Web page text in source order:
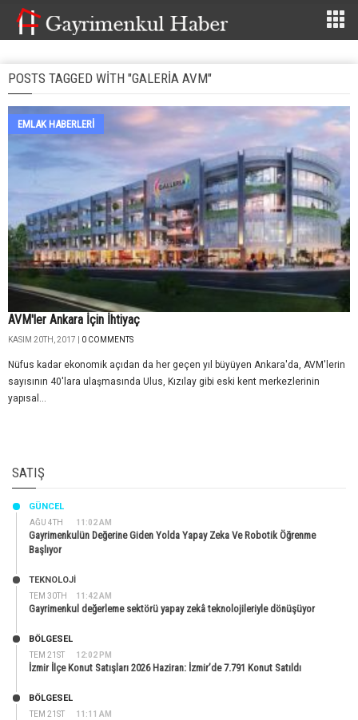
POSTS TAGGED WITH "GALERIA AVM"
EMLAK HABERLERI
AVM'ler Ankara İçin İhtiyaç
KASIM 20TH, 2017 | 0 COMMENTS
Nüfus kadar ekonomik açıdan da her geçen yıl büyüyen Ankara'da, AVM'lerin
sayısının 40'lara ulaşmasında Ulus, Kızılay gibi eski kent merkezlerinin
yapısal...
SATIŞ
AĞU 4TH 11:02 AM
GÜNCEL
Gayrimenkulün Değerine Giden Yolda Yapay Zeka Ve Robotik Öğrenme
Başlıyor
TEM 30TH 11:42 AM
TEKNOLOJİ
Gayrimenkul değerleme sektörü yapay zekâ teknolojileriyle dönüşüyor
TEM 21ST 12:02 PM
BÖLGESEL
İzmir İlçe Konut Satışları 2026 Haziran: İzmir’de 7.791 Konut Satıldı
TEM 21ST 11:11 AM
BÖLGESEL